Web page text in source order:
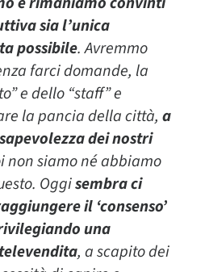
sia l’unica
possibile. Avremmo
farci domande, la
e dello “staff” e
la pancia della città, a
dei nostri
non siamo né abbiamo
Oggisembra ci
il ‘consenso’
una
, a scapito dei